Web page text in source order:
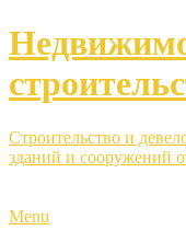
Строительство и
зданий и сооружений
Menu